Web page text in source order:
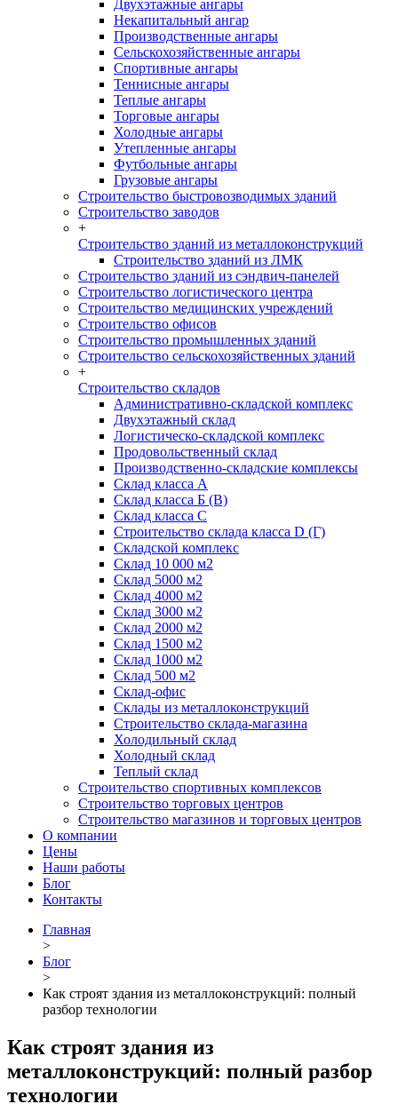
Двухэтажные ангары
Некапитальный ангар
Производственные ангары
Сельскохозяйственные ангары
Спортивные ангары
Теннисные ангары
Теплые ангары
Торговые ангары
Холодные ангары
Утепленные ангары
Футбольные ангары
Грузовые ангары
Строительство быстровозводимых зданий
Строительство заводов
+
Строительство зданий из металлоконструкций
Строительство зданий из ЛМК
Строительство зданий из сэндвич-панелей
Строительство логистического центра
Строительство медицинских учреждений
Строительство офисов
Строительство промышленных зданий
Строительство сельскохозяйственных зданий
+
Строительство складов
Административно-складской комплекс
Двухэтажный склад
Логистическо-складской комплекс
Продовольственный склад
Производственно-складские комплексы
Склад класса А
Склад класса Б (B)
Склад класса С
Строительство склада класса D (Г)
Складской комплекс
Склад 10 000 м2
Склад 5000 м2
Склад 4000 м2
Склад 3000 м2
Склад 2000 м2
Склад 1500 м2
Склад 1000 м2
Склад 500 м2
Склад-офис
Склады из металлоконструкций
Строительство склада-магазина
Холодильный склад
Холодный склад
Теплый склад
Строительство спортивных комплексов
Строительство торговых центров
Строительство магазинов и торговых центров
О компании
Цены
Наши работы
Блог
Контакты
Главная
>
Блог
>
Как строят здания из металлоконструкций: полный
разбор технологии
Как строят здания из
металлоконструкций: полный разбор
технологии